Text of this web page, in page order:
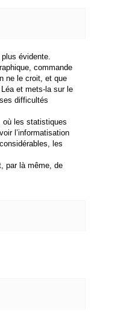
évidente.
commande
ne le croit, et que
et mets-la sur le
difficultés
où les statistiques
l’informatisation
les
par là même, de